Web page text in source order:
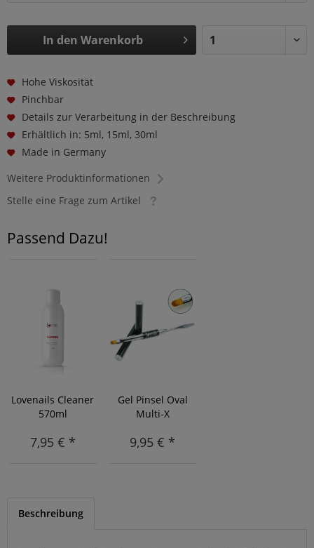
In den Warenkorb
Hohe Viskosität
Pinchbar
Details zur Verarbeitung in der Beschreibung
Erhältlich in: 5ml, 15ml, 30ml
Made in Germany
Weitere Produktinformationen
Stelle eine Frage zum Artikel
Passend Dazu!
Lovenails Cleaner
570ml
7,95 € *
Gel Pinsel Oval
Multi-X
9,95 € *
Beschreibung